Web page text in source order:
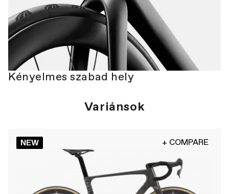
Kényelmes szabad hely
Variánsok
NEW + COMPARE